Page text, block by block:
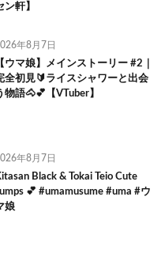
ン軒】
年8月7日
【ウマ娘】メインストーリー #2｜
全初見🔰ライスシャワーと出会
物語🐴💕【VTuber】
年8月7日
Black & Tokai Teio Cute
💕 #umamusume #uma #ウ
娘